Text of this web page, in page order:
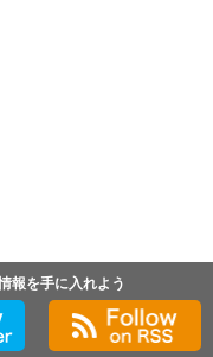
報を手に入れよう